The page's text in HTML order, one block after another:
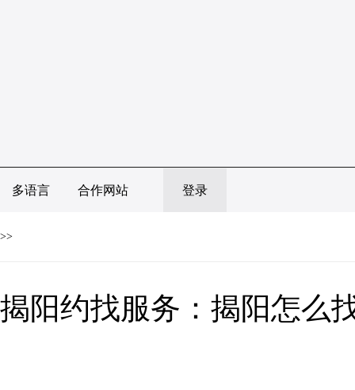
多语言 合作网站 登录
>>
揭阳约找服务：揭阳怎么